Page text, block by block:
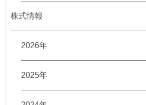
株式情報
2026年
2025年